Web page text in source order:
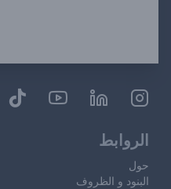
الروابط
حول
البنود و الظروف